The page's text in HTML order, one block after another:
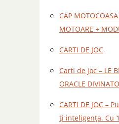
CAP
MOTOARE +
CARTI DE JOC
Carti de joc – LE
ORACLE
CARTI DE JOC –
ți inteligența. Cu